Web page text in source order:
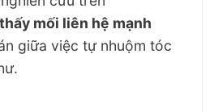
mối liên hệ mạnh
giữa việc tự nhuộm tóc